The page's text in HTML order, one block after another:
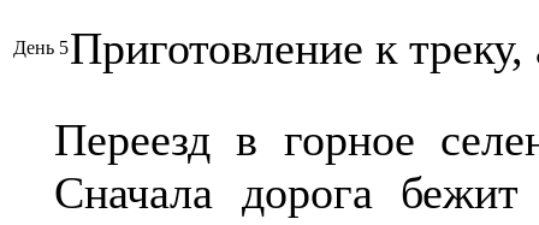
День 5Приготовление к
Переезд в горное
Сначала дорога